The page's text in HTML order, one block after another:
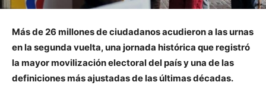
Más de 26 millones de ciudadanos acudieron a las urnas
en la segunda vuelta, una jornada histórica que registró
la mayor movilización electoral del país y una de las
definiciones más ajustadas de las últimas décadas.